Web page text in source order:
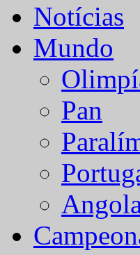
Notícias
Mundo
Pan